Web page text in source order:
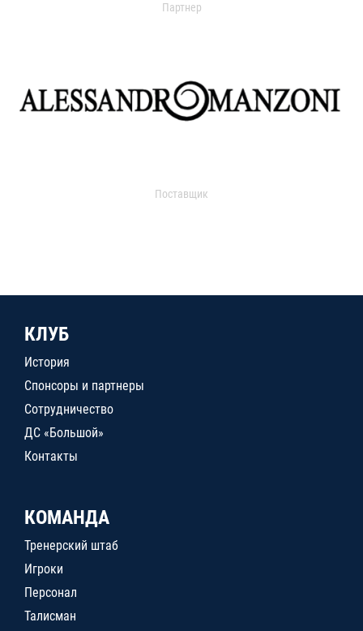
Партнер
Поставщик
КЛУБ
История
Спонсоры и партнеры
Сотрудничество
ДС «Большой»
Контакты
КОМАНДА
Тренерский штаб
Игроки
Персонал
Талисман